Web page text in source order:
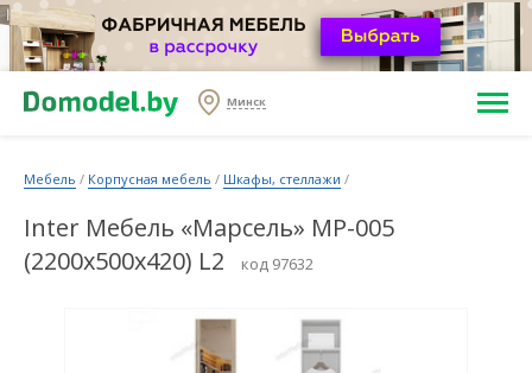
Минск
Мебель / Корпусная мебель / Шкафы, стеллажи /
Inter Мебель «Марсель» МР-005
(2200x500x420) L2
код 97632